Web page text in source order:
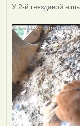
У 2-й гнездавой нішы